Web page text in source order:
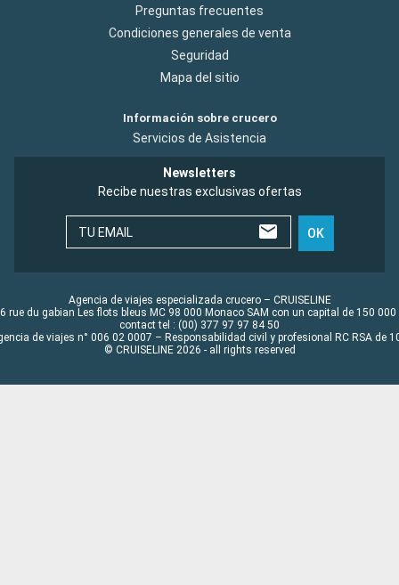
Preguntas frecuentes
Condiciones generales de venta
Seguridad
Mapa del sitio
Información sobre crucero
Servicios de Asistencia
Newsletters
Recibe nuestras exclusivas ofertas
TU EMAIL OK
Agencia de viajes especializada crucero – CRUISELINE
rue du gabian Les flots bleus MC 98 000 Monaco SAM con un capital de 150 000
contact tel : (00) 377 97 97 84 50
de viajes n° 006 02 0007 – Responsabilidad civil y profesional RC RSA de
© CRUISELINE 2026 - all rights reserved